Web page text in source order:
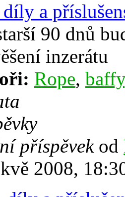
díly a
90 dnů
inzerátu
Rope, baffy
příspěvekod
2008,